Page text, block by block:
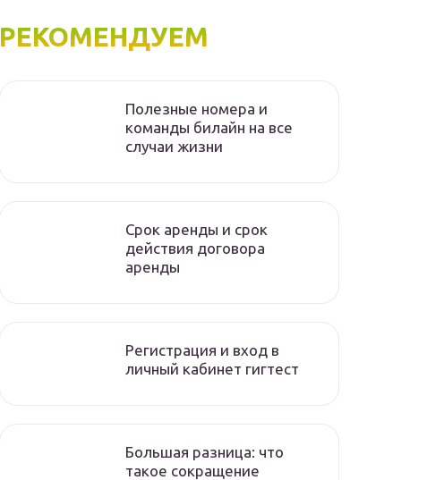
РЕКОМЕНДУЕМ
Полезные номера и
команды билайн на все
случаи жизни
Срок аренды и срок
действия договора
аренды
Регистрация и вход в
личный кабинет гигтест
Большая разница: что
такое сокращение